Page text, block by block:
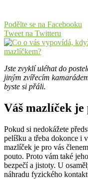
Podělte se na Facebooku
Tweet na Twitteru
Jste zvyklí uléhat do
jiným zvířecím
byste si přáli.
Váš mazlíček
Pokud si nedokážete
pelíšku a třeba dokonce i
mazlíček je pro vás
pouto. Proto vám také
bezpečí a jistoty. U
náhradu fyzického